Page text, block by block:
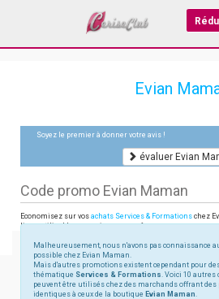
Evian
Soyez le premier à donner votre avis !
évaluer Evian
Code promo Evian Maman
Economisez sur vos achats Services & Formations chez
ligne utilisables sur evianmaman.fr
Malheureusement, nous n'avons pas connaissance
possible chez Evian Maman.
Mais d'autres promotions existent cependant pour
thématique Services & Formations. Voici 10 autres
peuvent être utilisés chez des marchands offrant
identiques à ceux de la boutique Evian Maman.